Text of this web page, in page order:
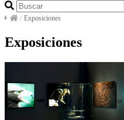
/ Exposiciones
Exposiciones